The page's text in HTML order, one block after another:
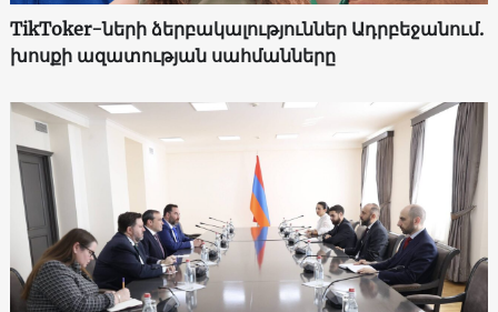
TikToker-ների ձերբակալություններ Ադրբեջանում.
խոսքի ազատության սահմանները